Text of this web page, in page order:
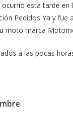
esta tarde en
Pedidos Ya y
moto marca
a las pocas